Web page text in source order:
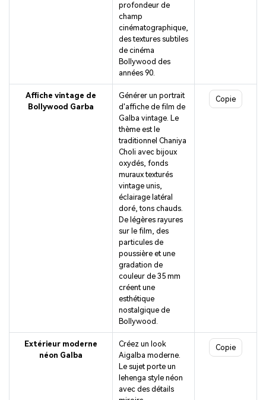
profondeur de
champ
cinématographique,
des textures subtiles
de cinéma
Bollywood des
années 90.
Affiche vintage de
Bollywood Garba
Générer un portrait
d'affiche de film de
Galba vintage. Le
thème est le
traditionnel Chaniya
Choli avec bijoux
oxydés, fonds
muraux texturés
vintage unis,
éclairage latéral
doré, tons chauds.
De légères rayures
sur le film, des
particules de
poussière et une
gradation de
couleur de 35 mm
créent une
esthétique
nostalgique de
Bollywood.
Copie
Extérieur moderne
néon Galba
Créez un look
Aigalba moderne.
Le sujet porte un
lehenga style néon
avec des détails
Copie